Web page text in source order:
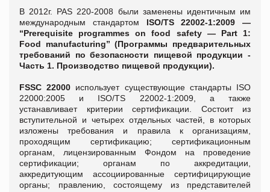
В 2012г. PAS 220-2008 были заменены идентичным им
международным стандартом ISO/TS 22002-1:2009 —
“Prerequisite programmes on food safety — Part 1:
Food manufacturing” (Программы предварительных
требований по безопасности пищевой продукции -
Часть 1. Производство пищевой продукции).
FSSC 22000 использует существующие стандарты ISO
22000:2005 и ISO/TS 22002-1:2009, а также
устанавливает критерии сертификации. Состоит из
вступительной и четырех отдельных частей, в которых
изложены требования и правила к организациям,
проходящим сертификацию; сертификационным
органам, лицензированным Фондом на проведение
сертификации; органам по аккредитации,
аккредитующим ассоциированные сертифицирующие
органы; правлению, состоящему из представителей